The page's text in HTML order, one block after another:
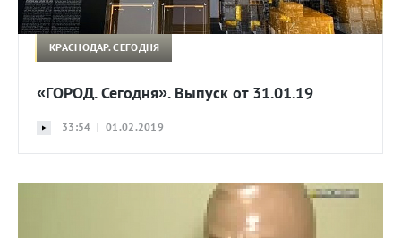
КРАСНОДАР. СЕГОДНЯ
«ГОРОД. Сегодня». Выпуск от 31.01.19
33:54 | 01.02.2019